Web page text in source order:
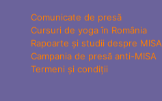
Comunicate de presă
Cursuri de yoga în România
Rapoarte și studii despre MISA
Campania de presă anti-MISA
Termeni și condiții